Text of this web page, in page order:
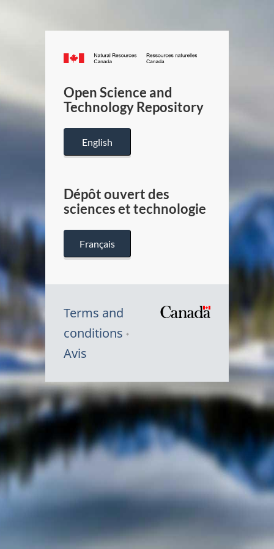
Canada.ca
/
Canada
Open Science and
Technology Repository
English
Dépôt ouvert des
sciences et technologie
Français
Terms and
conditions
Avis
Symbole
du
Canada